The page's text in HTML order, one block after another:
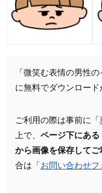
「微笑む表情の男性
に無料でダウンロード
ご利用の際は事前に「
上で、 ページ下にあ
から画像を保存してご
合は「 お問い合わせフ